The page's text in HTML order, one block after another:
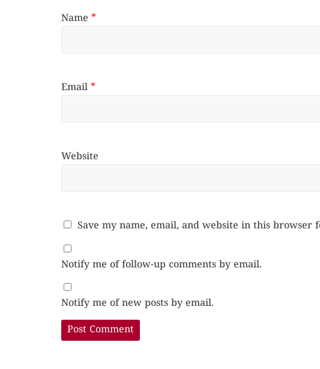
Name *
Email *
Website
Save my name, email, and website in this browser
Notify me of follow-up comments by email.
Notify me of new posts by email.